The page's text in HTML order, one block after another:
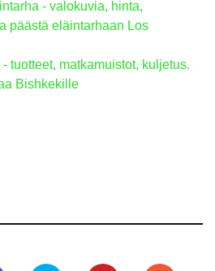
- valokuvia, hinta,
päästä eläintarhaan Los
tuotteet, matkamuistot, kuljetus.
Bishkekille